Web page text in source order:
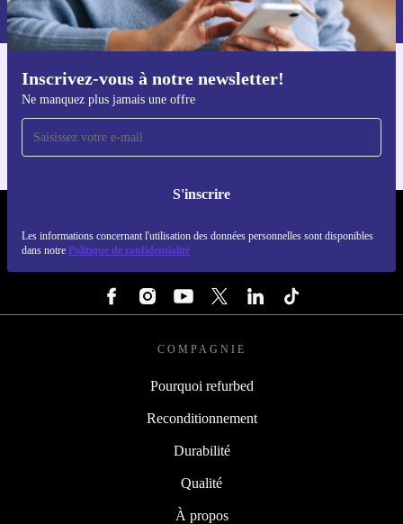
Inscrivez-vous à notre newsletter!
Ne manquez plus jamais une offre
S'inscrire
Les informations concernant l'utilisation des données personnelles sont disponibles
dans notre Politique de confidentialité
dans notre
politique de confidentialité.
Téléchargez l'application refurbed
Pour iOS et Android
COMPAGNIE
Pourquoi refurbed
Reconditionnement
Durabilité
Qualité
À propos